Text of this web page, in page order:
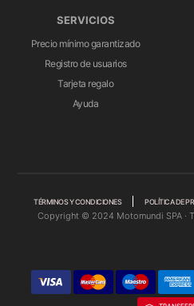
SERVICIOS
Precio mínimo garantizado
Registro de usuarios
Tarjeta regalo
Ayuda
TÉRMINOS Y CONDICIONES POLÍTICA DE
Copyright © 2024 Motomundi SPA ·